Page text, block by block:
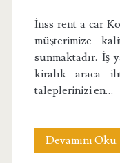
İnss rent a car
müşterimize
sunmaktadır. İş
kiralık araca
taleplerinizi en…
Devamını Oku